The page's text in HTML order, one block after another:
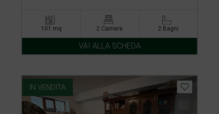
101 mq 2 Camere 2 Bagni
VAI ALLA SCHEDA
IN VENDITA